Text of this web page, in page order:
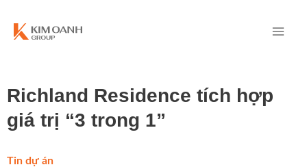
Richland Residence tích hợp
giá trị “3 trong 1”
Tin dự án